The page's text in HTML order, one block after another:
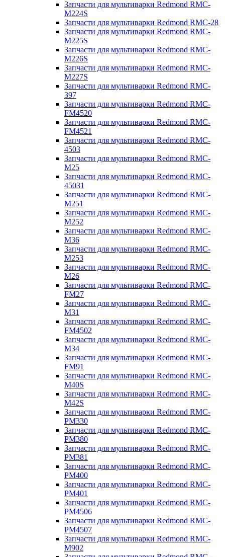
Запчасти для мультиварки Redmond RMC-
M224S
Запчасти для мультиварки Redmond RMC-28
Запчасти для мультиварки Redmond RMC-
M225S
Запчасти для мультиварки Redmond RMC-
M226S
Запчасти для мультиварки Redmond RMC-
M227S
Запчасти для мультиварки Redmond RMC-
397
Запчасти для мультиварки Redmond RMC-
FM4520
Запчасти для мультиварки Redmond RMC-
FM4521
Запчасти для мультиварки Redmond RMC-
4503
Запчасти для мультиварки Redmond RMC-
M25
Запчасти для мультиварки Redmond RMC-
45031
Запчасти для мультиварки Redmond RMC-
M251
Запчасти для мультиварки Redmond RMC-
M252
Запчасти для мультиварки Redmond RMC-
M36
Запчасти для мультиварки Redmond RMC-
M253
Запчасти для мультиварки Redmond RMC-
M26
Запчасти для мультиварки Redmond RMC-
FM27
Запчасти для мультиварки Redmond RMC-
M31
Запчасти для мультиварки Redmond RMC-
FM4502
Запчасти для мультиварки Redmond RMC-
M34
Запчасти для мультиварки Redmond RMC-
FM91
Запчасти для мультиварки Redmond RMC-
M40S
Запчасти для мультиварки Redmond RMC-
M42S
Запчасти для мультиварки Redmond RMC-
PM330
Запчасти для мультиварки Redmond RMC-
PM380
Запчасти для мультиварки Redmond RMC-
PM381
Запчасти для мультиварки Redmond RMC-
PM400
Запчасти для мультиварки Redmond RMC-
PM401
Запчасти для мультиварки Redmond RMC-
PM4506
Запчасти для мультиварки Redmond RMC-
PM4507
Запчасти для мультиварки Redmond RMC-
M902